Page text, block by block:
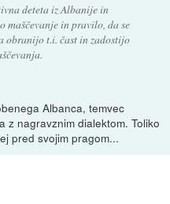
deteta iz Albanije in
maščevanje in pravilo, da se
obranijo t.i. čast in zadostijo
Albanca, temvec
z nagravznim dialektom. Toliko
pred svojim pragom...